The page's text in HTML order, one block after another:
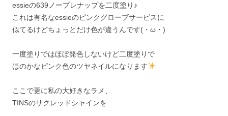
essieの639ノープレナップを二度塗り♪
これは有名なessieのピンクグローブサービスに
似てるけどちょっとだけ色が違うんです(・ω・)
一度塗りではほぼ発色しないけど二度塗りで
ほのかなピンク色のツヤネイルになります
ここで更に私の大好きなラメ、
TINSのサクレッドシャインを